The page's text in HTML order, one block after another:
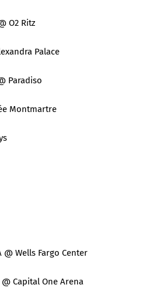
O2 Ritz
Palace
Paradiso
Montmartre
Wells Fargo Center
Capital One Arena